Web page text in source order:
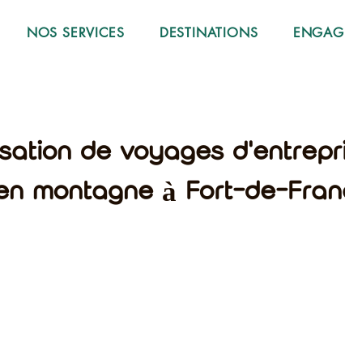
NOS SERVICES DESTINATIONS
de voyages
montagne à Fort-de-